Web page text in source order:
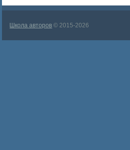
Школа авторов © 2015-2026